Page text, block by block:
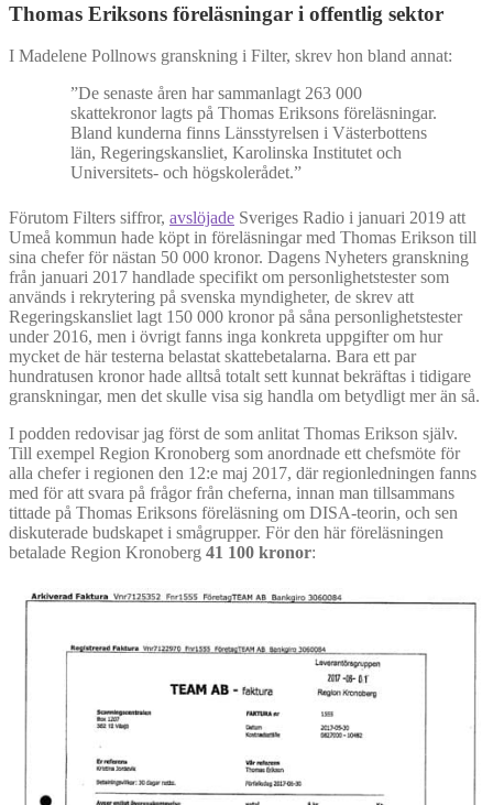
Thomas Eriksons föreläsningar i offentlig sektor
I Madelene Pollnows granskning i Filter, skrev hon bland annat:
”De senaste åren har sammanlagt 263 000
skattekronor lagts på Thomas Eriksons föreläsningar.
Bland kunderna finns Länsstyrelsen i Västerbottens
län, Regeringskansliet, Karolinska Institutet och
Universitets- och högskolerådet.”
Förutom Filters siffror, avslöjade Sveriges Radio i januari 2019 att
Umeå kommun hade köpt in föreläsningar med Thomas Erikson till
sina chefer för nästan 50 000 kronor. Dagens Nyheters granskning
från januari 2017 handlade specifikt om personlighetstester som
används i rekrytering på svenska myndigheter, de skrev att
Regeringskansliet lagt 150 000 kronor på såna personlighetstester
under 2016, men i övrigt fanns inga konkreta uppgifter om hur
mycket de här testerna belastat skattebetalarna. Bara ett par
hundratusen kronor hade alltså totalt sett kunnat bekräftas i tidigare
granskningar, men det skulle visa sig handla om betydligt mer än så.
I podden redovisar jag först de som anlitat Thomas Erikson själv.
Till exempel Region Kronoberg som anordnade ett chefsmöte för
alla chefer i regionen den 12:e maj 2017, där regionledningen fanns
med för att svara på frågor från cheferna, innan man tillsammans
tittade på Thomas Eriksons föreläsning om DISA-teorin, och sen
diskuterade budskapet i smågrupper. För den här föreläsningen
betalade Region Kronoberg 41 100 kronor: